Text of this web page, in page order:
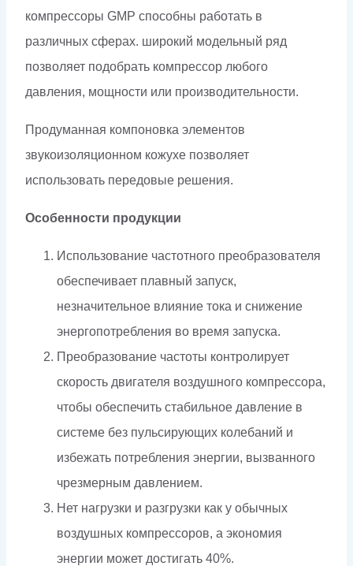
компрессоры GMP способны работать в
различных сферах. широкий модельный ряд
позволяет подобрать компрессор любого
давления, мощности или производительности.
Продуманная компоновка элементов
звукоизоляционном кожухе позволяет
использовать передовые решения.
Особенности продукции
Использование частотного преобразователя
обеспечивает плавный запуск,
незначительное влияние тока и снижение
энергопотребления во время запуска.
Преобразование частоты контролирует
скорость двигателя воздушного компрессора,
чтобы обеспечить стабильное давление в
системе без пульсирующих колебаний и
избежать потребления энергии, вызванного
чрезмерным давлением.
Нет нагрузки и разгрузки как у обычных
воздушных компрессоров, а экономия
энергии может достигать 40%.